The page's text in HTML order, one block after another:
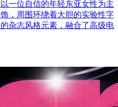
一位自信的年轻东亚女性为主
，周围环绕着大胆的实验性字
杂志风格元素，融合了高级电